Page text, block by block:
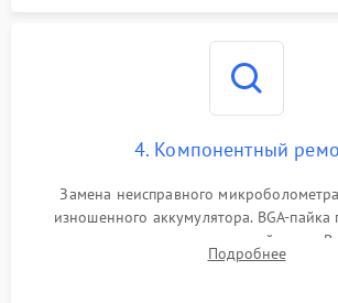
4. Компонентный
Замена неисправного
изношенного аккумулятора. BGA-
контроллеров на материнской плате.
разъемов и кнопок, замена
Подробнее